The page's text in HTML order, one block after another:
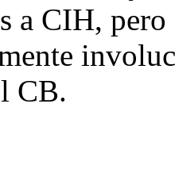
a CIH,
CB.